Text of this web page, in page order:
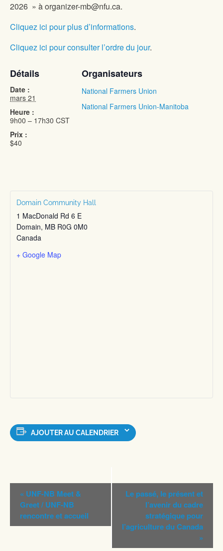
2026 » à organizer-mb@nfu.ca.
Cliquez ici pour plus d’informations.
Cliquez ici pour consulter l’ordre du jour.
AJOUTER AU CALENDRIER
Détails
Date :
mars 21
Heure :
9h00 – 17h30 CST
Prix :
$40
Organisateurs
National Farmers Union
National Farmers Union-Manitoba
Domain Community Hall
1 MacDonald Rd 6 E
Domain, MB R0G 0M0
Canada
+ Google Map
Navigation
Évènement
« UNF-NB Meet &
Greet / UNF-NB
rencontre et accueil
Le passé, le présent et
l’avenir du cadre
stratégique pour
l’agriculture du Canada
»